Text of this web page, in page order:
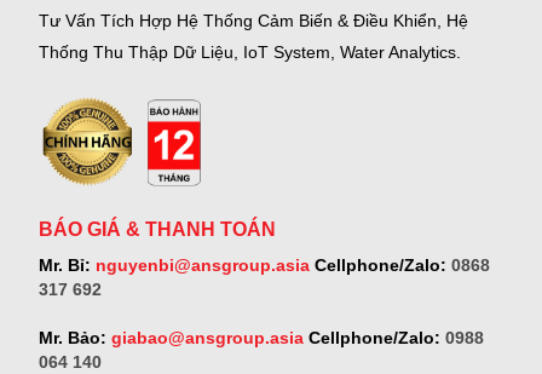
Tư Vấn Tích Hợp Hệ Thống Cảm Biến & Điều Khiển, Hệ
Thống Thu Thập Dữ Liệu, IoT System, Water Analytics.
BÁO GIÁ & THANH TOÁN
Mr. Bỉ: nguyenbi@ansgroup.asiaCellphone/Zalo: 0868
317 692
Mr. Bảo: giabao@ansgroup.asiaCellphone/Zalo: 0988
064 140